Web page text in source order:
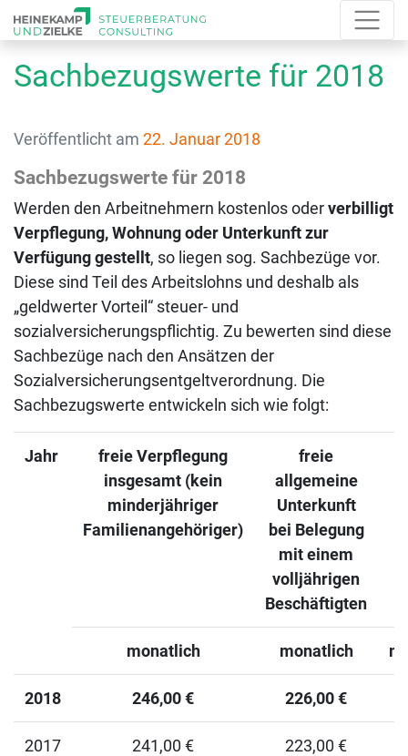
Sachbezugswerte für 2018
Veröffentlicht am 22. Januar 2018
Sachbezugswerte für 2018
Werden den Arbeitnehmern kostenlos oderverbilligt
Verpflegung, Wohnung oder Unterkunft zur
Verfügung gestellt, so liegen sog. Sachbezüge vor.
Diese sind Teil des Arbeitslohns und deshalb als
„geldwerter Vorteil“ steuer- und
sozialversicherungspflichtig. Zu bewerten sind diese
Sachbezüge nach den Ansätzen der
Sozialversicherungsentgeltverordnung. Die
Sachbezugswerte entwickeln sich wie folgt:
Jahr
freie Verpflegung
insgesamt (kein
minderjähriger
Familienangehöriger)
freie
allgemeine
Unterkunft
bei Belegung
mit einem
volljährigen
Beschäftigten
monatlich monatlich
2018 246,00 € 226,00 €
2017 241,00 € 223,00 €